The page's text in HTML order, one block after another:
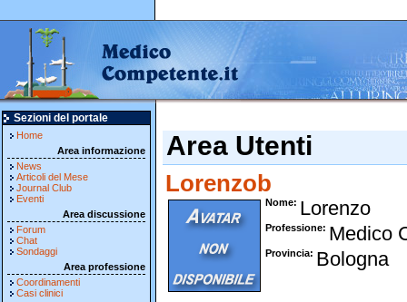
Sezioni del portale
Home
Area informazione
News
Articoli del Mese
Journal Club
Eventi
Area discussione
Forum
Chat
Sondaggi
Area professione
Coordinamenti
Casi clinici
Area Utenti
Lorenzob
Nome Lorenzo
Professione Medico
Provincia Bologna